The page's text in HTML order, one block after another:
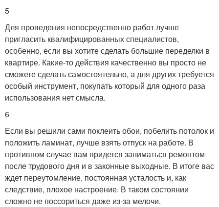
5
Для проведения непосредственно работ лучше
пригласить квалифицированных специалистов,
особенно, если вы хотите сделать большие переделки в
квартире. Какие-то действия качественно вы просто не
сможете сделать самостоятельно, а для других требуется
особый инструмент, покупать который для одного раза
использования нет смысла.
6
Если вы решили сами поклеить обои, побелить потолок и
положить ламинат, лучше взять отпуск на работе. В
противном случае вам придется заниматься ремонтом
после трудового дня и в законные выходные. В итоге вас
ждет переутомление, постоянная усталость и, как
следствие, плохое настроение. В таком состоянии
сложно не поссориться даже из-за мелочи.